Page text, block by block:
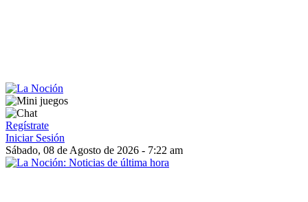
Regístrate
Iniciar Sesión
Sábado, 08 de Agosto de 2026 - 7:22 am